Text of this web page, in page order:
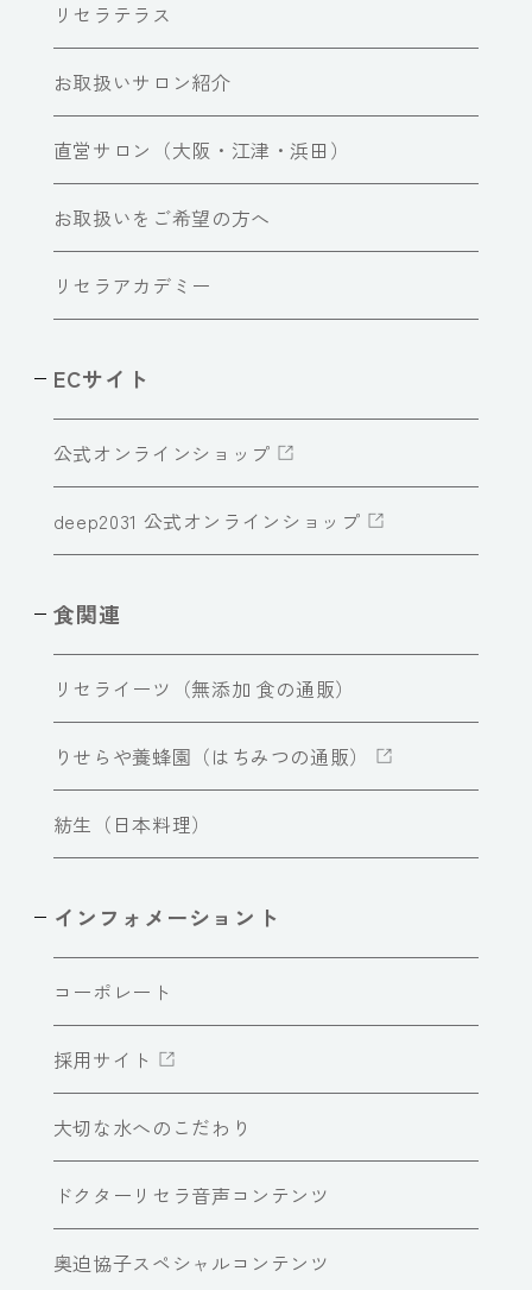
リセラテラス
お取扱いサロン紹介
直営サロン（大阪・江津・浜田）
お取扱いをご希望の方へ
リセラアカデミー
ECサイト
公式オンラインショップ
deep2031 公式オンラインショップ
食関連
リセライーツ（無添加 食の通販）
りせらや養蜂園（はちみつの通販）
紡生（日本料理）
インフォメーショント
コーポレート
採用サイト
大切な水へのこだわり
ドクターリセラ音声コンテンツ
奥迫協子スペシャルコンテンツ